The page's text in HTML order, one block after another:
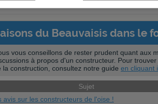
du Beauvaisis dans le
vous conseillons de rester prudent quant aux
à propos d'un constructeur. Pour
la construction, consultez notre guide en cliquant
Sujet
avis sur les constructeurs de l'oise !